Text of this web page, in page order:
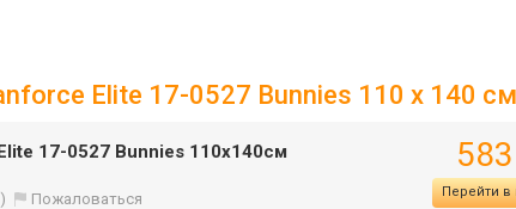
Elite 17-0527 Bunnies 110 x 140 см
17-0527 Bunnies 110x140см
Пожаловаться
583
Перейти в